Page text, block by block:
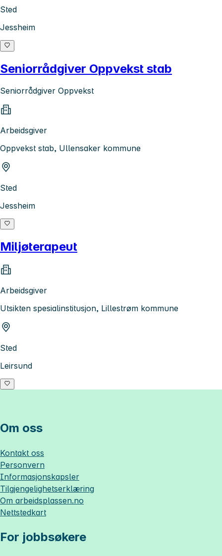
Sted
Jessheim
Seniorrådgiver Oppvekst stab
Seniorrådgiver Oppvekst
Arbeidsgiver
Oppvekst stab, Ullensaker kommune
Sted
Jessheim
Miljøterapeut
Arbeidsgiver
Utsikten spesialinstitusjon, Lillestrøm kommune
Sted
Leirsund
Om oss
Kontakt oss
Personvern
Informasjonskapsler
Tilgjengelighetserklæring
Om arbeidsplassen.no
Nettstedkart
For jobbsøkere